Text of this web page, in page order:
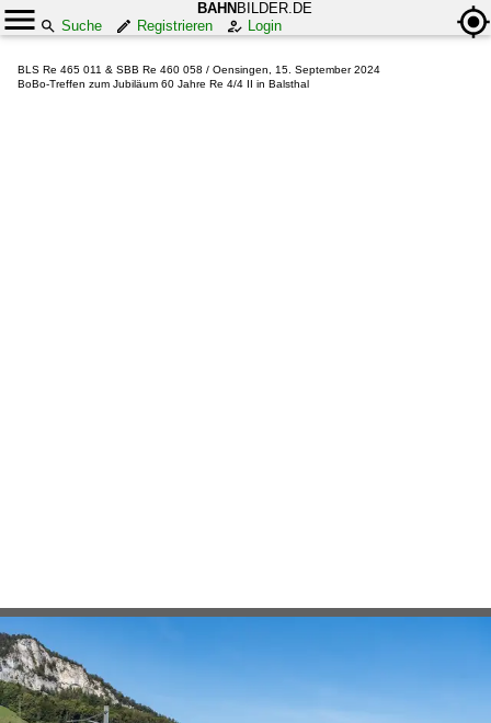
BAHN BILDER.DE
Suche
Registrieren Login
BLS Re 465 011 & SBB Re 460 058 / Oensingen, 15. September 2024
BoBo-Treffen zum Jubiläum 60 Jahre Re 4/4 II in Balsthal